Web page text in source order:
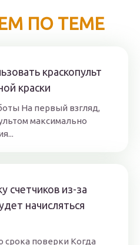
ПО ТЕМЕ
краскопульт
краски
На первый взгляд,
максимально
счетчиков из-за
начисляться
срока поверки Когда